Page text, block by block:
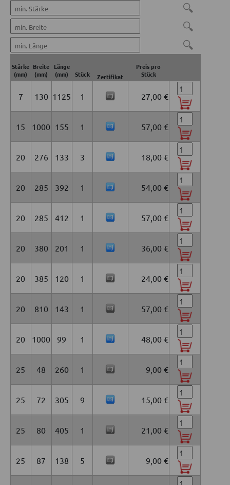
🔍
🔍
🔍
Zertifikat
Stärke
(mm)
Breite
(mm)
Länge
(mm)
Stück
Preis pro
Stück
7 130 1125 1 27,00 €
15 1000 155 1 57,00 €
20 276 133 3 18,00 €
20 285 392 1 54,00 €
20 285 412 1 57,00 €
20 380 201 1 36,00 €
20 385 120 1 24,00 €
20 810 143 1 57,00 €
20 1000 99 1 48,00 €
25 48 260 1 9,00 €
25 72 305 9 15,00 €
25 80 405 1 21,00 €
25 87 138 5 9,00 €